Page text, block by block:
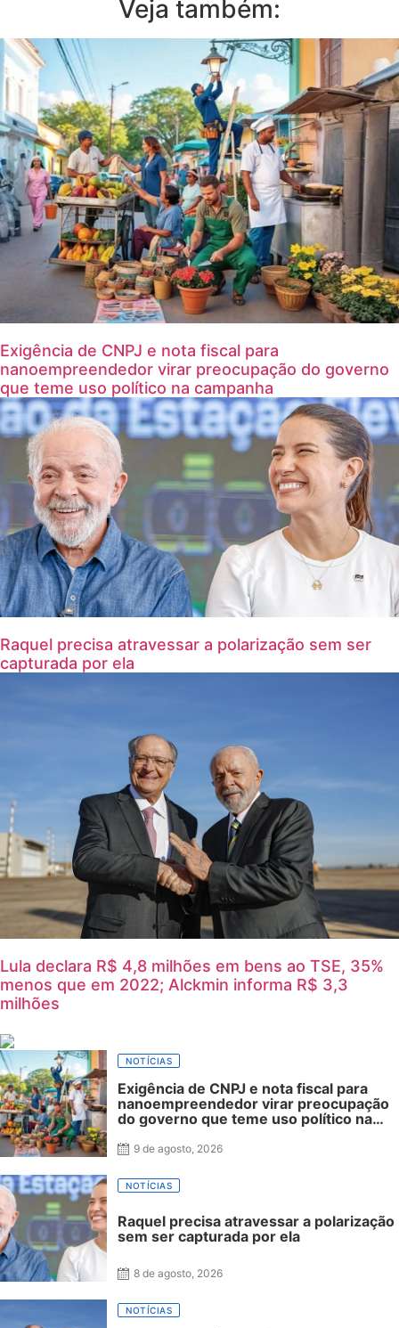
Veja também:
Exigência de CNPJ e nota fiscal para
nanoempreendedor virar preocupação do governo
que teme uso político na campanha
Raquel precisa atravessar a polarização sem ser
capturada por ela
Lula declara R$ 4,8 milhões em bens ao TSE, 35%
menos que em 2022; Alckmin informa R$ 3,3
milhões
NOTÍCIAS
Exigência de CNPJ e nota fiscal para
nanoempreendedor virar preocupação
do governo que teme uso político na
9 de agosto, 2026
NOTÍCIAS
Raquel precisa atravessar a polarização
sem ser capturada por ela
8 de agosto, 2026
NOTÍCIAS